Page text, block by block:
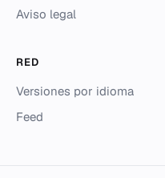
Aviso legal
RED
Versiones por idioma
Feed